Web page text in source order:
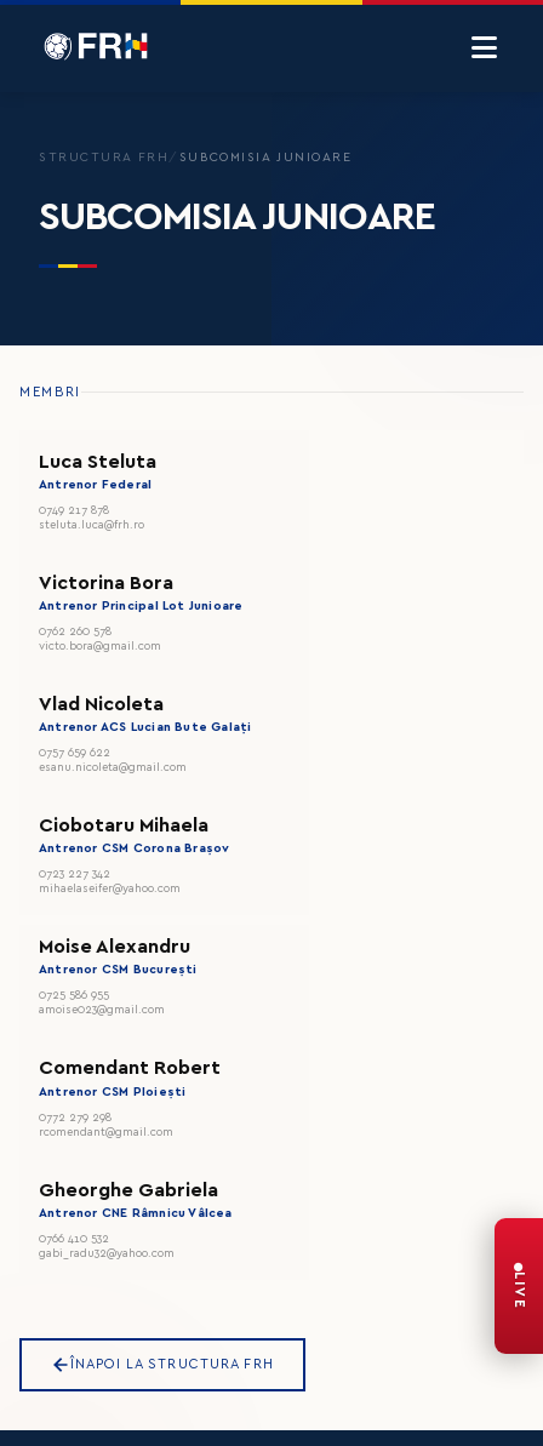
STRUCTURA FRH / SUBCOMISIA JUNIOARE
SUBCOMISIA JUNIOARE
MEMBRI
Luca Steluta
Antrenor Federal
0749 217 878
steluta.luca@frh.ro
Victorina Bora
Antrenor Principal Lot Junioare
0762 260 578
victo.bora@gmail.com
Vlad Nicoleta
Antrenor ACS Lucian Bute Galați
0757 659 622
esanu.nicoleta@gmail.com
Ciobotaru Mihaela
Antrenor CSM Corona Brașov
0723 227 342
mihaelaseifer@yahoo.com
Moise Alexandru
Antrenor CSM București
0725 586 955
amoise023@gmail.com
Comendant Robert
Antrenor CSM Ploiești
0772 279 298
rcomendant@gmail.com
Gheorghe Gabriela
Antrenor CNE Râmnicu Vâlcea
0766 410 532
gabi_radu32@yahoo.com
ÎNAPOI LA STRUCTURA FRH
LIVE